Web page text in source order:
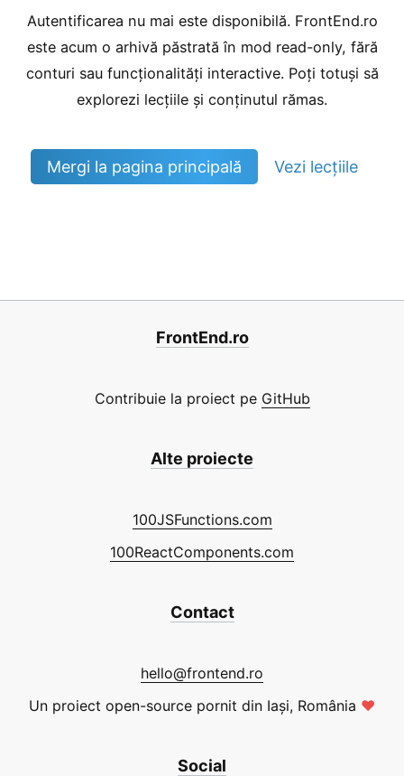
Autentificarea nu mai este disponibilă. FrontEnd.ro
este acum o arhivă păstrată în mod read-only, fără
conturi sau funcționalități interactive. Poți totuși să
explorezi lecțiile și conținutul rămas.
Mergi la pagina principală Vezi lecțiile
FrontEnd.ro
Contribuie la proiect pe GitHub
Alte proiecte
100JSFunctions.com
100ReactComponents.com
Contact
hello@frontend.ro
Un proiect open-source pornit din Iași, România ❤
Social